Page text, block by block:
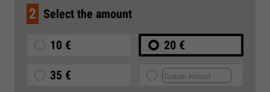
2 Select the amount
10 € 20 €
35 €